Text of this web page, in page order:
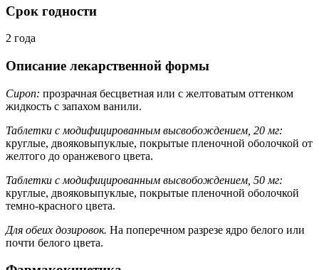
Срок годности
2 года
Описание лекарственной формы
Сироп: прозрачная бесцветная или с желтоватым оттенком
жидкость с запахом ванили.
Таблетки с модифицированным высвобождением, 20 мг:
круглые, двояковыпуклые, покрытые пленочной оболочкой от
желтого до оранжевого цвета.
Таблетки с модифицированным высвобождением, 50 мг:
круглые, двояковыпуклые, покрытые пленочной оболочкой
темно-красного цвета.
Для обеих дозировок. На поперечном разрезе ядро белого или
почти белого цвета.